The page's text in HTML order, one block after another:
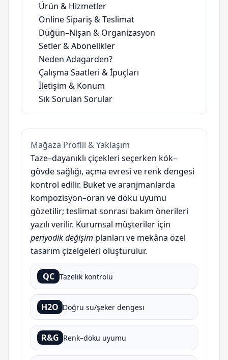
Ürün & Hizmetler
Online Sipariş & Teslimat
Düğün–Nişan & Organizasyon
Setler & Abonelikler
Neden Adagarden?
Çalışma Saatleri & İpuçları
İletişim & Konum
Sık Sorulan Sorular
Mağaza Profili & Yaklaşım
Taze–dayanıklı çiçekleri seçerken kök–
gövde sağlığı, açma evresi ve renk dengesi
kontrol edilir. Buket ve aranjmanlarda
kompozisyon–oran ve doku uyumu
gözetilir; teslimat sonrası bakım önerileri
yazılı verilir. Kurumsal müşteriler için
periyodik değişim planları ve mekâna özel
tasarım çizelgeleri oluşturulur.
QC Tazelik kontrolü
H2O Doğru su/şeker dengesı
R&G Renk–doku uyumu